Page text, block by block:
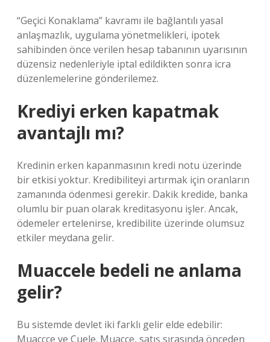
“Geçici Konaklama” kavramı ile bağlantılı yasal
anlaşmazlık, uygulama yönetmelikleri, ipotek
sahibinden önce verilen hesap tabanının uyarısının
düzensiz nedenleriyle iptal edildikten sonra icra
düzenlemelerine gönderilemez.
Krediyi erken kapatmak
avantajlı mı?
Kredinin erken kapanmasının kredi notu üzerinde
bir etkisi yoktur. Kredibiliteyi artırmak için oranların
zamanında ödenmesi gerekir. Dakik kredide, banka
olumlu bir puan olarak kreditasyonu işler. Ancak,
ödemeler ertelenirse, kredibilite üzerinde olumsuz
etkiler meydana gelir.
Muaccele bedeli ne anlama
gelir?
Bu sistemde devlet iki farklı gelir elde edebilir:
Muaccce ve Cuele. Muacce, satış sırasında önceden